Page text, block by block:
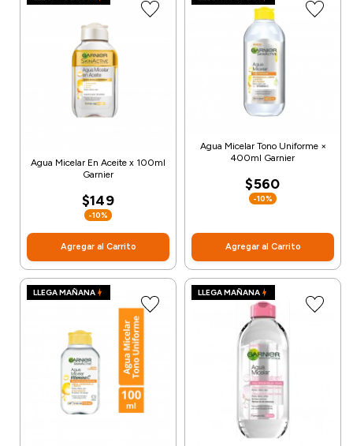
Agua Micelar En Aceite x 100ml
Garnier
$149
-10%
Agregar al Carrito
Agua Micelar Tono Uniforme ×
400ml Garnier
$560
-10%
Agregar al Carrito
LLEGA MAÑANA LLEGA MAÑANA